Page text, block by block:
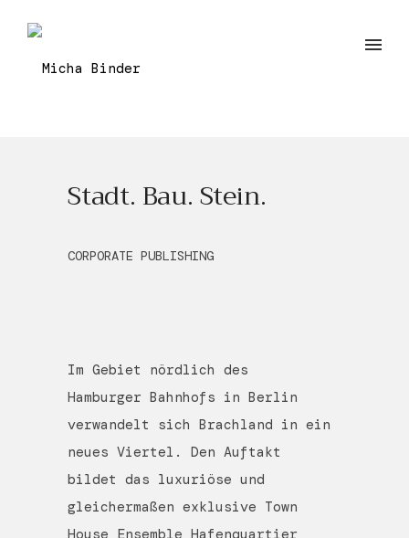
Stadt. Bau. Stein.
CORPORATE PUBLISHING
Im Gebiet nördlich des
Hamburger Bahnhofs in Berlin
verwandelt sich Brachland in ein
neues Viertel. Den Auftakt
bildet das luxuriöse und
gleichermaßen exklusive Town
House Ensemble Hafenquartier